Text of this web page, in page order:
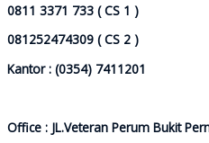
0811 3371 733 ( CS 1 )
081252474309 ( CS 2 )
Kantor : (0354) 7411201
Office : JL.Veteran Perum Bukit